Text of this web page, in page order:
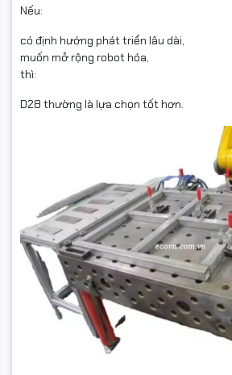
Nếu:
có định hướng phát triển lâu dài,
muốn mở rộng robot hóa,
thì:
D28 thường là lựa chọn tốt hơn.